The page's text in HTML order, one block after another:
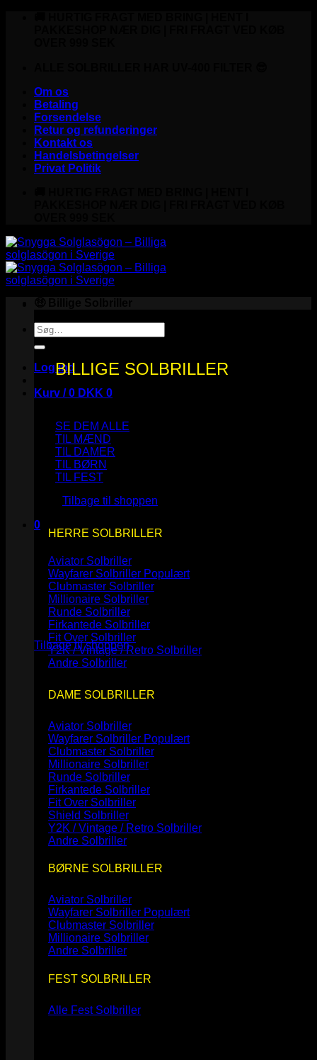
Om os
Betaling
Forsendelse
Retur og refunderinger
Kontakt os
Handelsbetingelser
Privat Politik
Søg
efter:
Log ind
Kurv /0 DKK 0
Ingen varer i kurven.
Tilbage til shoppen
0
Kurv
Ingen varer i kurven.
Tilbage til shoppen
BILLIGE SOLBRILLER
SE DEM ALLE
TIL MÆND
TIL DAMER
TIL BØRN
TIL FEST
HERRE SOLBRILLER
Aviator Solbriller
Wayfarer Solbriller
Clubmaster Solbriller
Millionaire Solbriller
Runde Solbriller
Firkantede Solbriller
Fit Over Solbriller
Y2K / Vintage / Retro Solbriller
Andre Solbriller
DAME SOLBRILLER
Aviator Solbriller
Wayfarer Solbriller
Clubmaster Solbriller
Millionaire Solbriller
Runde Solbriller
Firkantede Solbriller
Fit Over Solbriller
Shield Solbriller
Y2K / Vintage / Retro Solbriller
Andre Solbriller
BØRNE SOLBRILLER
Aviator Solbriller
Wayfarer Solbriller
Clubmaster Solbriller
Millionaire Solbriller
Andre Solbriller
FEST SOLBRILLER
Alle Fest Solbriller